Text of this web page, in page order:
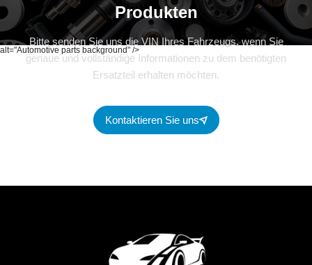
alt="Automotive parts background" />
Produkten
Bitte senden Sie uns die VIN Ihres Fahrzeugs, wenn Sie
genaue und vollständige Informationen zu dem benötigten
Ersatzteil erhalten möchten.
Kontaktieren Sie uns